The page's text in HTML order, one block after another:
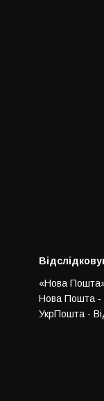
«Нова
Нова Пошта -
УкрПошта -